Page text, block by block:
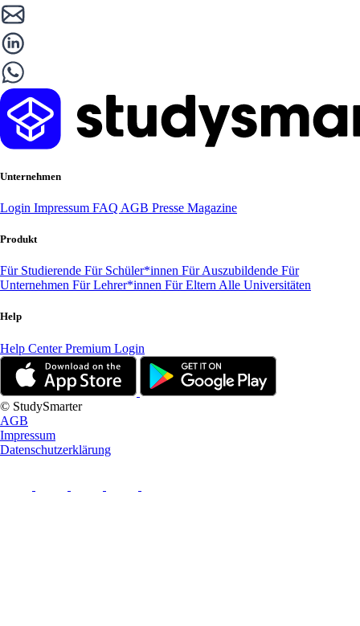
Unternehmen
Login Impressum FAQ AGB Presse Magazine
Produkt
Für Studierende Für Schüler*innen Für Auszubildende Für
Unternehmen Für Lehrer*innen Für Eltern Alle Universitäten
Help
Help CenterPremium Login
© StudySmarter
AGB
Impressum
Datenschutzerklärung